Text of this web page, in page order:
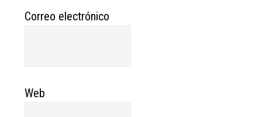
Correo electrónico
Web